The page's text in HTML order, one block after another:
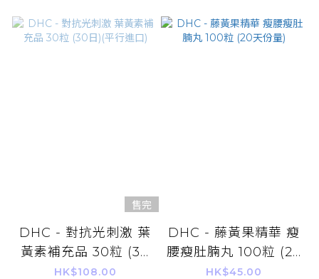
售完
DHC - 對抗光刺激 葉
黃素補充品 30粒 (30
日)(平行進口)
HK$108.00
DHC - 藤黃果精華 瘦
腰瘦肚腩丸 100粒 (20
天份量)
HK$45.00